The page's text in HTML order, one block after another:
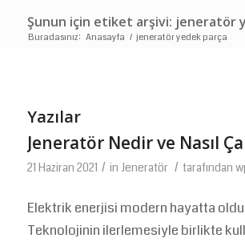
Şunun için etiket arşivi: jeneratör
Buradasınız: Anasayfa / jeneratör yedek parça
Yazılar
Jeneratör Nedir ve Nasıl
21 Haziran 2021 / in Jeneratör / tarafından
Elektrik enerjisi modern hayatta
Teknolojinin ilerlemesiyle birlikte